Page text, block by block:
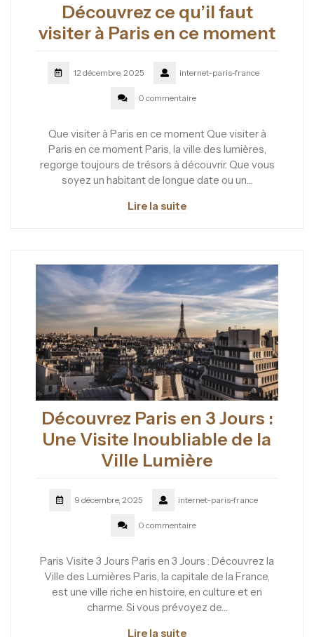
Découvrez ce qu’il faut
visiter à Paris en ce moment
12 décembre, 2025 internet-paris-france
0 commentaire
Que visiter à Paris en ce moment Que visiter à
Paris en ce moment Paris, la ville des lumières,
regorge toujours de trésors à découvrir. Que vous
soyez un habitant de longue date ou un…
Lire la suite
Découvrez Paris en 3 Jours :
Une Visite Inoubliable de la
Ville Lumière
9 décembre, 2025 internet-paris-france
0 commentaire
Paris Visite 3 Jours Paris en 3 Jours : Découvrez la
Ville des Lumières Paris, la capitale de la France,
est une ville riche en histoire, en culture et en
charme. Si vous prévoyez de…
Lire la suite